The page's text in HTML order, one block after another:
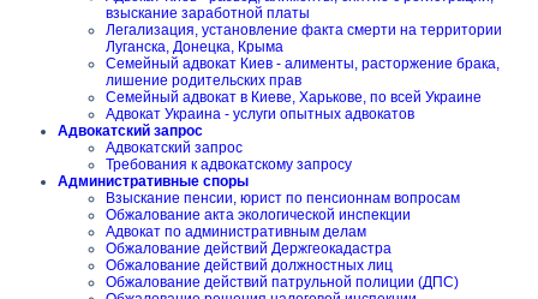
взыскание заработной платы
Легализация, установление факта смерти на территории
Луганска, Донецка, Крыма
Семейный адвокат Киев - алименты, расторжение брака,
лишение родительских прав
Семейный адвокат в Киеве, Харькове, по всей Украине
Адвокат Украина - услуги опытных адвокатов
Адвокатский запрос
Адвокатский запрос
Требования к адвокатскому запросу
Административные споры
Взыскание пенсии, юрист по пенсионнам вопросам
Обжалование акта экологической инспекции
Адвокат по административным делам
Обжалование действий Держгеокадастра
Обжалование действий должностных лиц
Обжалование действий патрульной полиции (ДПС)